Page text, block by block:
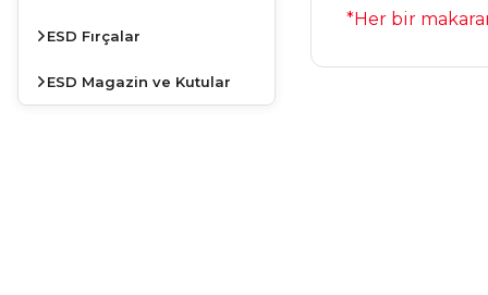
ESD Fırçalar
ESD Magazin ve Kutular
*Her bir